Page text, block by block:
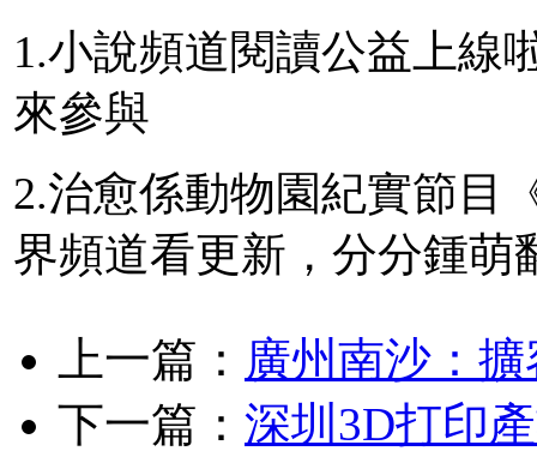
1.小說頻道閱讀公益上線
來參與
2.治愈係動物園紀實節目
界頻道看更新，分分鍾萌
上一篇： 廣州南沙：
下一篇： 深圳3D打印